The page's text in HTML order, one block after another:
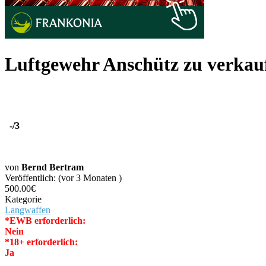
Luftgewehr Anschütz zu
-/3
von Bernd Bertram
Veröffentlich: (vor 3 Monaten )
500.00€
Kategorie
Langwaffen
*EWB erforderlich:
Nein
*18+ erforderlich:
Ja